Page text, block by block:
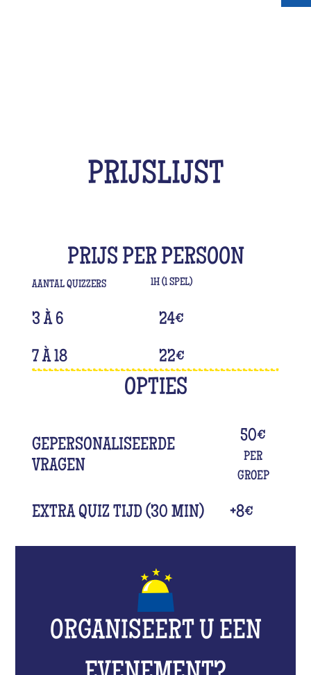
PRIJSLIJST
PRIJS PER PERSOON
AANTAL QUIZZERS 1H (1 SPEL)
3 À 6 24€
7 À 18 22€
OPTIES
GEPERSONALISEERDE
VRAGEN
50€
PER
GROEP
EXTRA QUIZ TIJD (30 MIN) +8€
ORGANISEERT U EEN